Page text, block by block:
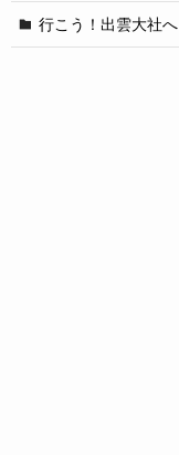
行こう！出雲大社へ